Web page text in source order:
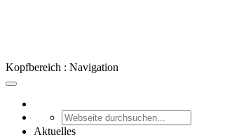
Kopfbereich : Navigation
Aktuelles